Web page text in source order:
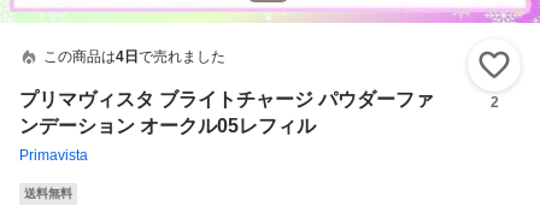
この商品は4日 で売れました
プリマヴィスタ ブライトチャージ パウダーファ
ンデーション オークル05レフィル
Primavista
2
送料無料